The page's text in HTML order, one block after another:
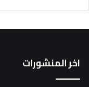
اخر المنشورات